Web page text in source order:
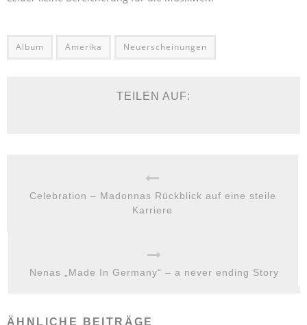
Album Amerika Neuerscheinungen
TEILEN AUF:
Celebration – Madonnas Rückblick auf eine steile
Karriere
Nenas „Made In Germany“ – a never ending Story
ÄHNLICHE BEITRÄGE